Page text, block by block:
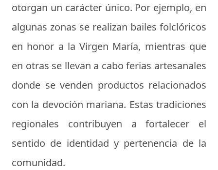
otorgan un carácter único. Por ejemplo, en
algunas zonas se realizan bailes folclóricos
en honor a la Virgen María, mientras que
en otras se llevan a cabo ferias artesanales
donde se venden productos relacionados
con la devoción mariana. Estas tradiciones
regionales contribuyen a fortalecer el
sentido de identidad y pertenencia de la
comunidad.